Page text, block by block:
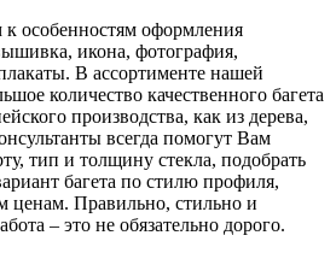
особенностям оформления
икона, фотография,
В ассортименте нашей
количество качественного багета
производства, как из дерева,
всегда помогут Вам
тип и толщину стекла, подобрать
багета по стилю профиля,
Правильно, стильно и
– это не обязательно дорого.